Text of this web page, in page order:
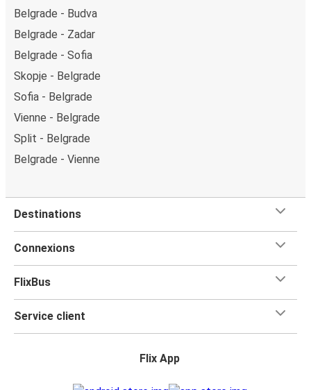
Belgrade - Budva
Belgrade - Zadar
Belgrade - Sofia
Skopje - Belgrade
Sofia - Belgrade
Vienne - Belgrade
Split - Belgrade
Belgrade - Vienne
Destinations
Connexions
FlixBus
Service client
Flix App